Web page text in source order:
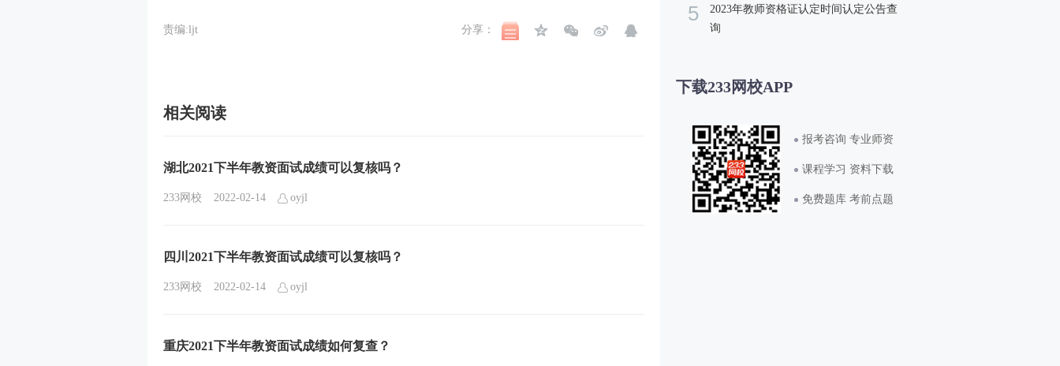
责编:ljt 分享：
相关阅读
湖北2021下半年教资面试成绩可以复核吗？
233网校 2022-02-14 oyjl
四川2021下半年教资面试成绩可以复核吗？
233网校 2022-02-14 oyjl
重庆2021下半年教资面试成绩如何复查？
5
2023年教师资格证认定时间认定公告查
询
下载233网校APP
报考咨询 专业师资
课程学习 资料下载
免费题库 考前点题